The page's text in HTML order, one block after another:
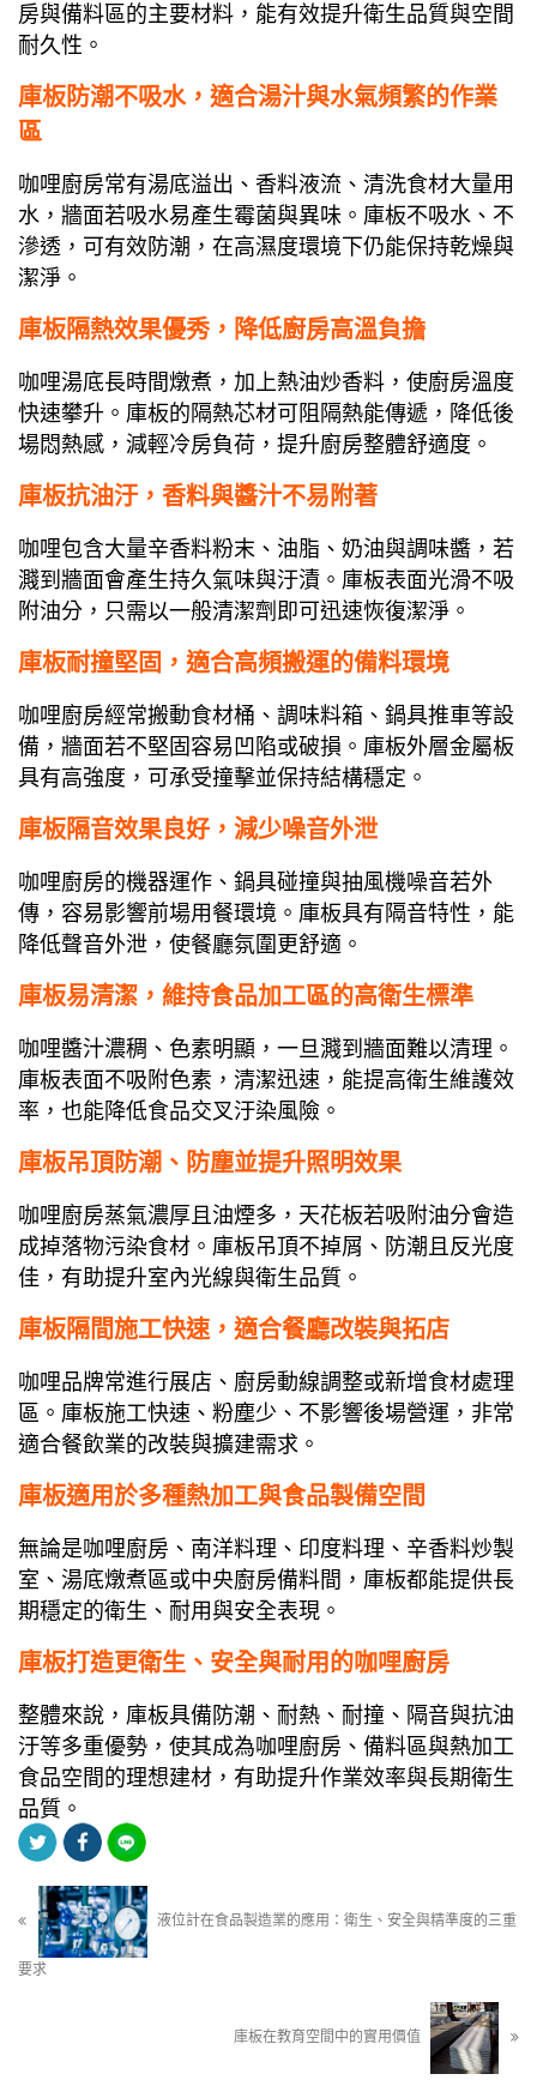
房與備料區的主要材料，能有效提升衛生品質與空間
耐久性。
庫板防潮不吸水，適合湯汁與水氣頻繁的作業
區
咖哩廚房常有湯底溢出、香料液流、清洗食材大量用
水，牆面若吸水易產生霉菌與異味。庫板不吸水、不
滲透，可有效防潮，在高濕度環境下仍能保持乾燥與
潔淨。
庫板隔熱效果優秀，降低廚房高溫負擔
咖哩湯底長時間燉煮，加上熱油炒香料，使廚房溫度
快速攀升。庫板的隔熱芯材可阻隔熱能傳遞，降低後
場悶熱感，減輕冷房負荷，提升廚房整體舒適度。
庫板抗油汙，香料與醬汁不易附著
咖哩包含大量辛香料粉末、油脂、奶油與調味醬，若
濺到牆面會產生持久氣味與汙漬。庫板表面光滑不吸
附油分，只需以一般清潔劑即可迅速恢復潔淨。
庫板耐撞堅固，適合高頻搬運的備料環境
咖哩廚房經常搬動食材桶、調味料箱、鍋具推車等設
備，牆面若不堅固容易凹陷或破損。庫板外層金屬板
具有高強度，可承受撞擊並保持結構穩定。
庫板隔音效果良好，減少噪音外泄
咖哩廚房的機器運作、鍋具碰撞與抽風機噪音若外
傳，容易影響前場用餐環境。庫板具有隔音特性，能
降低聲音外泄，使餐廳氛圍更舒適。
庫板易清潔，維持食品加工區的高衛生標準
咖哩醬汁濃稠、色素明顯，一旦濺到牆面難以清理。
庫板表面不吸附色素，清潔迅速，能提高衛生維護效
率，也能降低食品交叉汙染風險。
庫板吊頂防潮、防塵並提升照明效果
咖哩廚房蒸氣濃厚且油煙多，天花板若吸附油分會造
成掉落物污染食材。庫板吊頂不掉屑、防潮且反光度
佳，有助提升室內光線與衛生品質。
庫板隔間施工快速，適合餐廳改裝與拓店
咖哩品牌常進行展店、廚房動線調整或新增食材處理
區。庫板施工快速、粉塵少、不影響後場營運，非常
適合餐飲業的改裝與擴建需求。
庫板適用於多種熱加工與食品製備空間
無論是咖哩廚房、南洋料理、印度料理、辛香料炒製
室、湯底燉煮區或中央廚房備料間，庫板都能提供長
期穩定的衛生、耐用與安全表現。
庫板打造更衛生、安全與耐用的咖哩廚房
整體來說，庫板具備防潮、耐熱、耐撞、隔音與抗油
汙等多重優勢，使其成為咖哩廚房、備料區與熱加工
食品空間的理想建材，有助提升作業效率與長期衛生
品質。
液位計在食品製造業的應用：衛生、安全與精準度的三重
要求
庫板在教育空間中的實用價值